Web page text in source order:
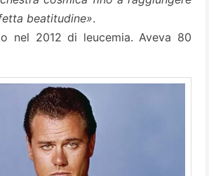
beatitudine».
nel 2012 di leucemia. Aveva 80